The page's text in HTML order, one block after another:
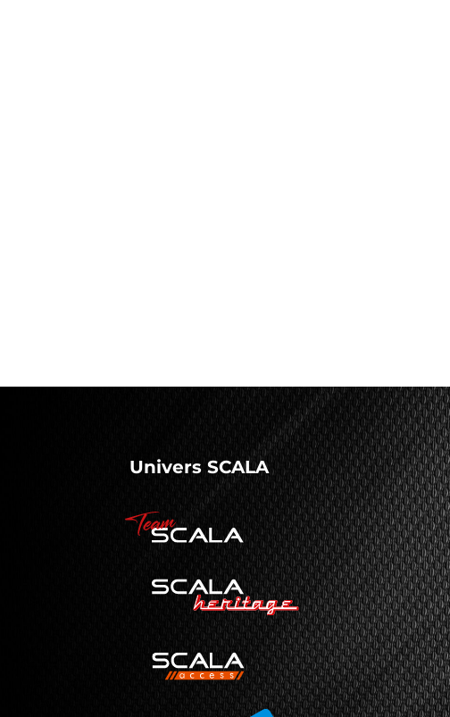
Univers SCALA